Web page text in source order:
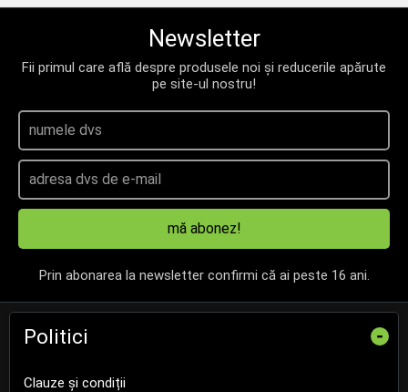
Newsletter
Fii primul care află despre produsele noi și reducerile apărute
pe site-ul nostru!
mă abonez!
Prin abonarea la newsletter confirmi că ai peste 16 ani.
Politici -
Clauze și condiții